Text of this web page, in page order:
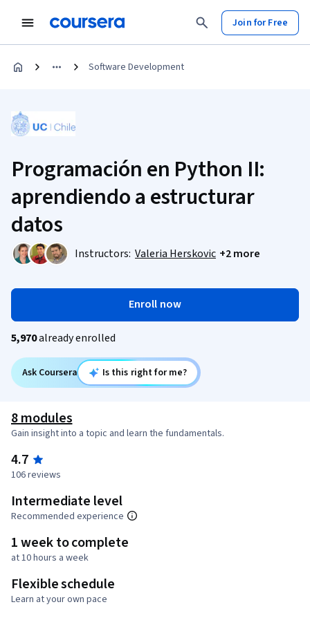
Join for Free
Software Development
Programación en Python II:
aprendiendo a estructurar
datos
Instructors: Valeria Herskovic +2 more
Enroll now
5,970already enrolled
Ask Coursera Is this right for me?
8 modules
Gain insight into a topic and learn the fundamentals.
4.7
106 reviews
Intermediate level
Recommended experience
1 week to complete
at 10 hours a week
Flexible schedule
Learn at your own pace